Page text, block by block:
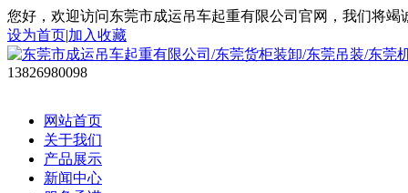
您好，欢迎访问东莞市成运吊车起重有限公司官网，我们将竭
设为首页|加入收藏
13826980098
网站首页
关于我们
产品展示
新闻中心